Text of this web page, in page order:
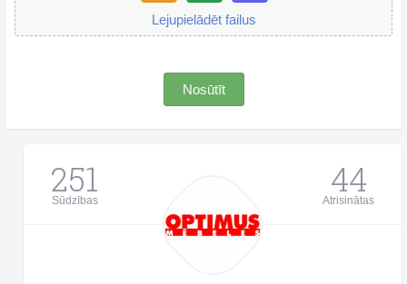
Lejupielādēt failus
Nosūtīt
251
Sūdzības 44
Atrisinātas